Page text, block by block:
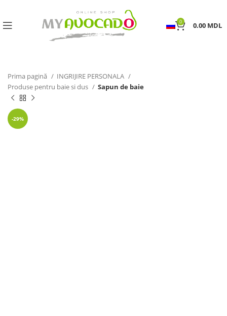
0 0.00 MDL
Prima pagină
INGRIJIRE PERSONALA
Produse pentru baie si dus
Sapun de baie
-29%